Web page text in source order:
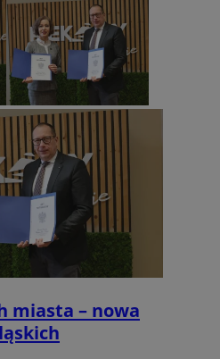
miasta – nowa